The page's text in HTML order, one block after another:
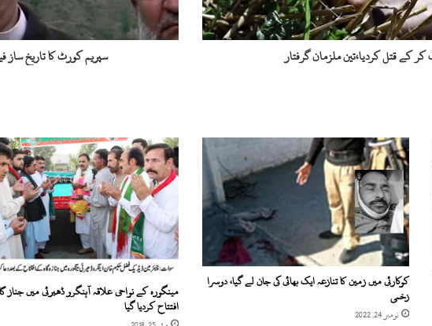
کے قتل کردیا،تین ملزمان گرفتار
ا
ت
ا
ز
ف
ی
ل
ہ
،
ق
ن
و
سپریم کورٹ کا تاریخ ساز
کوکارئی میں زمین کا تنازعہ ایک بھائی کی جان لے گیا، دوسرا
زخمی
نومبر 24, 2022
مینگورہ کے نواحی علاقہ آہنگرو ڈھیرئی میں جناز
افتتاح کردیا گیا